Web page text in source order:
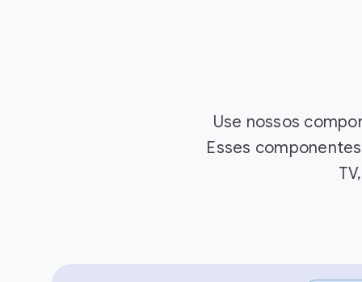
Use nossos
Esses